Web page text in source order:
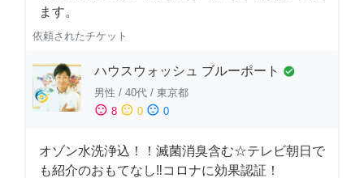
ます。
依頼されたチケット
ハウスウォッシュ ブルーポート check_circle
男性 / 40代 / 東京都
sentiment_satisfied 8 sentiment_neutral 0 sentiment_dissatisfied 0
オゾン水洗浄込！！滅菌消臭含む☆テレビ朝日で
も紹介のおもてなし‼コロナに効果認証！